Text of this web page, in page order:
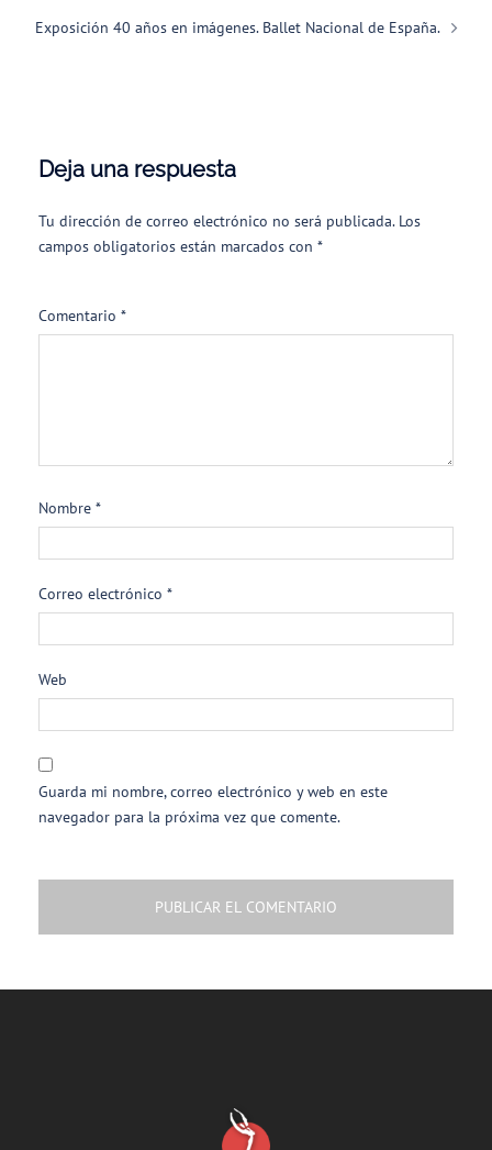
Exposición 40 años en imágenes. Ballet Nacional de España.
Deja una respuesta
Tu dirección de correo electrónico no será publicada. Los
campos obligatorios están marcados con *
Comentario *
Nombre *
Correo electrónico *
Web
Guarda mi nombre, correo electrónico y web en este
navegador para la próxima vez que comente.